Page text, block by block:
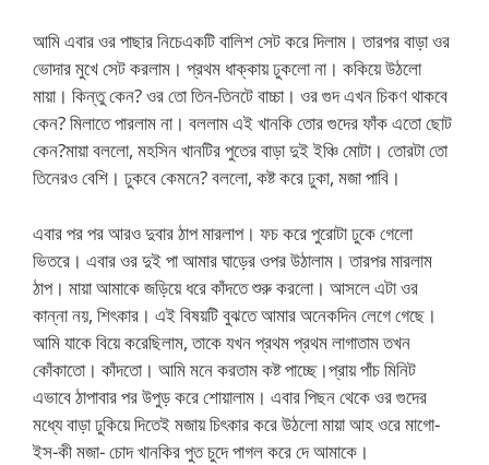
আমি এবার ওর পাছার নিচেএকটি বালিশ সেট করে দিলাম। তারপর বাড়া ওর
ভোদার মুখে সেট করলাম। প্রথম ধাক্কায় ঢুকলো না। ককিয়ে উঠলো
মায়া। কিন্তু কেন? ওর তো তিন-তিনটে বাচ্চা। ওর গুদ এখন চিকণ থাকবে
কেন? মিলাতে পারলাম না। বললাম এই খানকি তোর গুদের ফাঁক এতো ছোট
কেন?মায়া বললো, মহসিন খানটির পুতের বাড়া দুই ইঞ্চি মোটা। তোরটা তো
তিনেরও বেশি। ঢুকবে কেমনে? বললো, কষ্ট করে ঢুকা, মজা পাবি।
এবার পর পর আরও দুবার ঠাপ মারলাপ। ফচ করে পুরোটা ঢুকে গেলো
ভিতরে। এবার ওর দুই পা আমার ঘাড়ের ওপর উঠালাম। তারপর মারলাম
ঠাপ। মায়া আমাকে জড়িয়ে ধরে কাঁদতে শুরু করলো। আসলে এটা ওর
কান্না নয়, শিৎকার। এই বিষয়টি বুঝতে আমার অনেকদিন লেগে গেছে।
আমি যাকে বিয়ে করেছিলাম, তাকে যখন প্রথম প্রথম লাগাতাম তখন
কোঁকাতো। কাঁদতো। আমি মনে করতাম কষ্ট পাচ্ছে।প্রায় পাঁচ মিনিট
এভাবে ঠাপাবার পর উপুড় করে শোয়ালাম। এবার পিছন থেকে ওর গুদের
মধ্যে বাড়া ঢুকিয়ে দিতেই মজায় চিৎকার করে উঠলো মায়া আহ ওরে মাগো-
ইস-কী মজা- চোদ খানকির পুত চুদে পাগল করে দে আমাকে।